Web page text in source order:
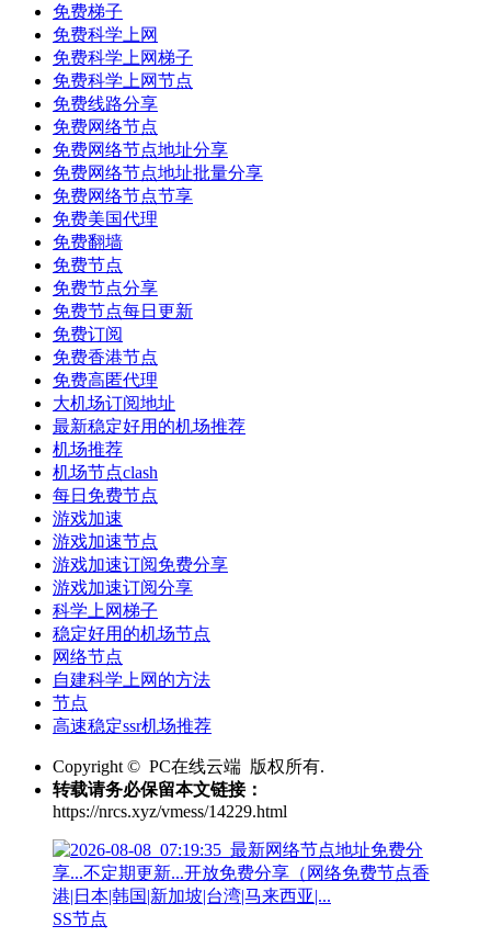
免费梯子
免费科学上网
免费科学上网梯子
免费科学上网节点
免费线路分享
免费网络节点
免费网络节点地址分享
免费网络节点地址批量分享
免费网络节点节享
免费美国代理
免费翻墙
免费节点
免费节点分享
免费节点每日更新
免费订阅
免费香港节点
免费高匿代理
大机场订阅地址
最新稳定好用的机场推荐
机场推荐
机场节点clash
每日免费节点
游戏加速
游戏加速节点
游戏加速订阅免费分享
游戏加速订阅分享
科学上网梯子
稳定好用的机场节点
网络节点
自建科学上网的方法
节点
高速稳定ssr机场推荐
Copyright © PC在线云端 版权所有.
转载请务必保留本文链接：
https://nrcs.xyz/vmess/14229.html
SS节点